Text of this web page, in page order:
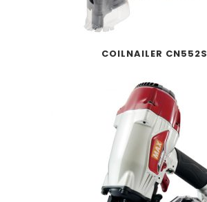
COILNAILER CN552S